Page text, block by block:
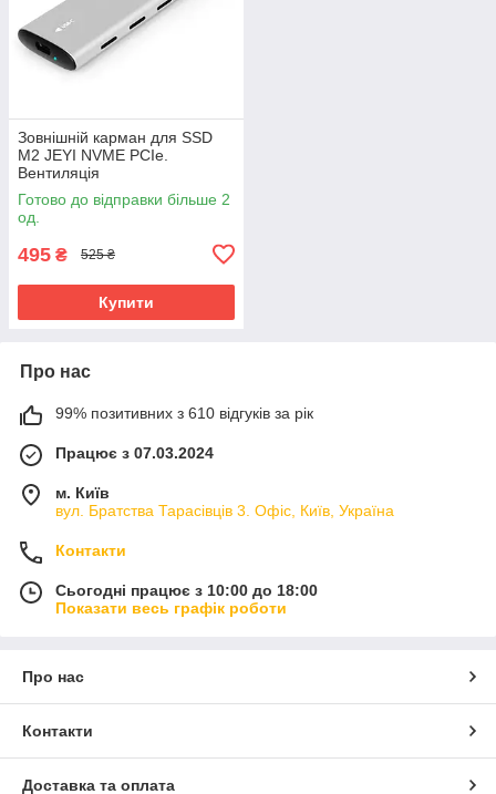
Зовнішній карман для SSD
M2 JEYI NVME PCIe.
Вентиляція
Готово до відправки більше 2
од.
495 ₴ 525 ₴
Купити
Про нас
99% позитивних з 610 відгуків за рік
Працює з 07.03.2024
м. Київ
вул. Братства Тарасівців 3. Офіс, Київ, Україна
Контакти
Сьогодні працює з 10:00 до 18:00
Показати весь графік роботи
Про нас
Контакти
Доставка та оплата